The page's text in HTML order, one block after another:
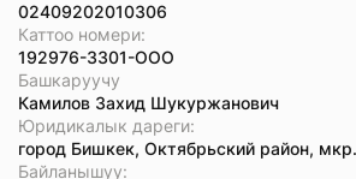
02409202010306
Каттоо номери:
192976-3301-ООО
Башкаруучу
Камилов Захид Шукуржанович
Юридикалык дареги:
город Бишкек, Октябрьский район,
Байланышуу: